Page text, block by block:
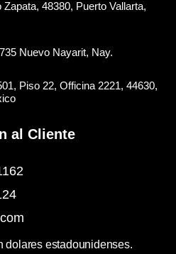
Zapata, 48380, Puerto Vallarta,
Nuevo Nayarit, Nay.
Piso 22, Officina 2221, 44630,
al Cliente
dolares estadounidenses.